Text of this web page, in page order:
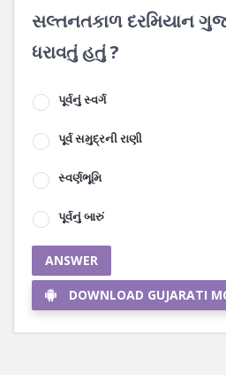
સલ્તનતકાળ દરમિયાન
ધરાવતું હતું ?
પૂર્વનું સ્વર્ગ
પૂર્વ સમુદ્રની રાણી
સ્વર્ણભૂમિ
પૂર્વનું બારું
ANSWER
DOWNLOAD GUJARATI